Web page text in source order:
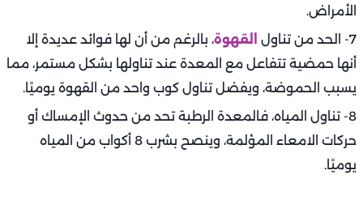
الأمراض.
7- الحد من تناول
القهوة، بالرغم من أن لها فوائد عديدة إلا
أنها حمضية تتفاعل مع المعدة عند تناولها بشكل مستمر، مما
يسبب الحموضة، ويفضل تناول كوب واحد من القهوة يوميًا.
8- تناول المياه، فالمعدة الرطبة تحد من حدوث الإمساك أو
حركات الامعاء المؤلمة، وينصح بشرب 8 أكواب من المياه
يوميًا.